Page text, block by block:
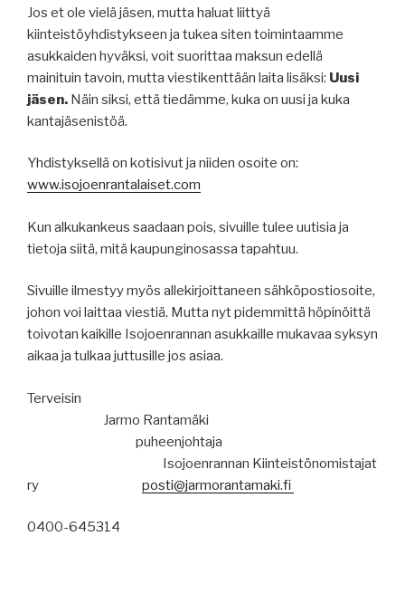
Jos et ole vielä jäsen, mutta haluat liittyä
kiinteistöyhdistykseen ja tukea siten toimintaamme
asukkaiden hyväksi, voit suorittaa maksun edellä
mainituin tavoin, mutta viestikenttään laita lisäksi: Uusi
jäsen. Näin siksi, että tiedämme, kuka on uusi ja kuka
kantajäsenistöä.
Yhdistyksellä on kotisivut ja niiden osoite on:
www.isojoenrantalaiset.com
Kun alkukankeus saadaan pois, sivuille tulee uutisia ja
tietoja siitä, mitä kaupunginosassa tapahtuu.
Sivuille ilmestyy myös allekirjoittaneen sähköpostiosoite,
johon voi laittaa viestiä. Mutta nyt pidemmittä höpinöittä
toivotan kaikille Isojoenrannan asukkaille mukavaa syksyn
aikaa ja tulkaa juttusille jos asiaa.
Terveisin
Jarmo Rantamäki
puheenjohtaja
Isojoenrannan Kiinteistönomistajat
ry posti@jarmorantamaki.fi
0400-645314